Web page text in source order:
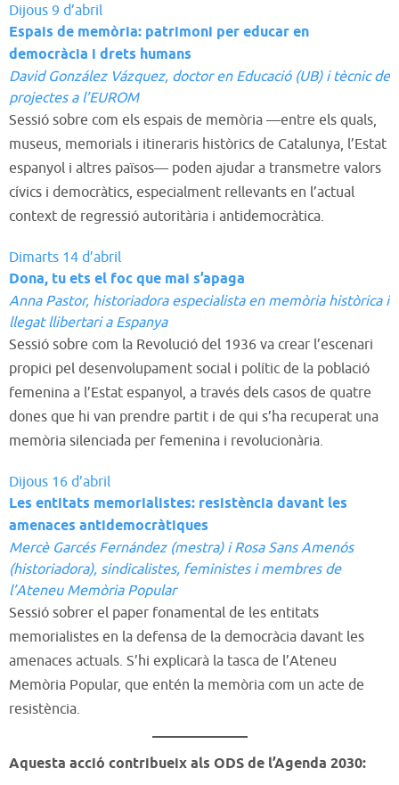
Dijous 9 d’abril
Espais de memòria: patrimoni per educar en
democràcia i drets humans
David González Vázquez, doctor en Educació (UB) i tècnic de
projectes a l’EUROM
Sessió sobre com els espais de memòria —entre els quals,
museus, memorials i itineraris històrics de Catalunya, l’Estat
espanyol i altres països— poden ajudar a transmetre valors
cívics i democràtics, especialment rellevants en l’actual
context de regressió autoritària i antidemocràtica.
Dimarts 14 d’abril
Dona, tu ets el foc que mai s’apaga
Anna Pastor, historiadora especialista en memòria històrica i
llegat llibertari a Espanya
Sessió sobre com la Revolució del 1936 va crear l’escenari
propici pel desenvolupament social i polític de la població
femenina a l’Estat espanyol, a través dels casos de quatre
dones que hi van prendre partit i de qui s’ha recuperat una
memòria silenciada per femenina i revolucionària.
Dijous 16 d’abril
Les entitats memorialistes: resistència davant les
amenaces antidemocràtiques
Mercè Garcés Fernández (mestra) i Rosa Sans Amenós
(historiadora), sindicalistes, feministes i membres de
l’Ateneu Memòria Popular
Sessió sobrer el paper fonamental de les entitats
memorialistes en la defensa de la democràcia davant les
amenaces actuals. S’hi explicarà la tasca de l’Ateneu
Memòria Popular, que entén la memòria com un acte de
resistència.
Aquesta acció contribueix als ODS de l’Agenda 2030: